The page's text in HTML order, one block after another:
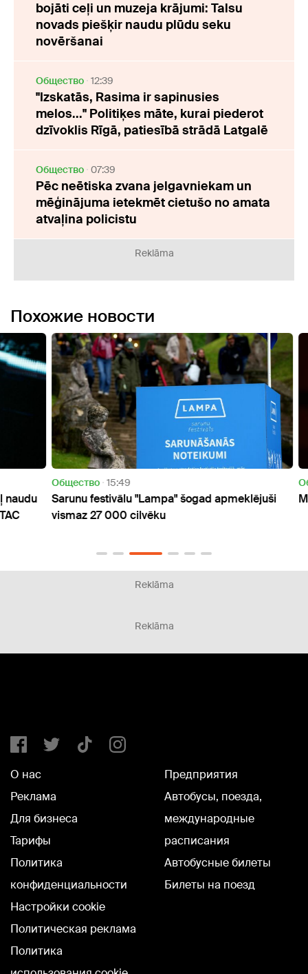
bojāti ceļi un muzeja krājumi: Talsu
novads piešķir naudu plūdu seku
novēršanai
Oбщество 12:39
"Izskatās, Rasima ir sapinusies
melos..." Politiķes māte, kurai piederot
dzīvoklis Rīgā, patiesībā strādā Latgalē
Oбщество 07:39
Pēc neētiska zvana jelgavniekam un
mēģinājuma ietekmēt cietušo no amata
atvaļina policistu
Reklāma
Похожие новости
Oбщество 15:49
Sarunu festivālu "Lampa" šogad apmeklējuši
vismaz 27 000 cilvēku
Reklāma
Reklāma
О нас
Реклама
Для бизнеса
Тарифы
Политика
конфиденциальности
Настройки cookie
Политическая реклама
Политика
Предприятия
Автобусы, поезда,
международные
расписания
Автобусные билеты
Билеты на поезд